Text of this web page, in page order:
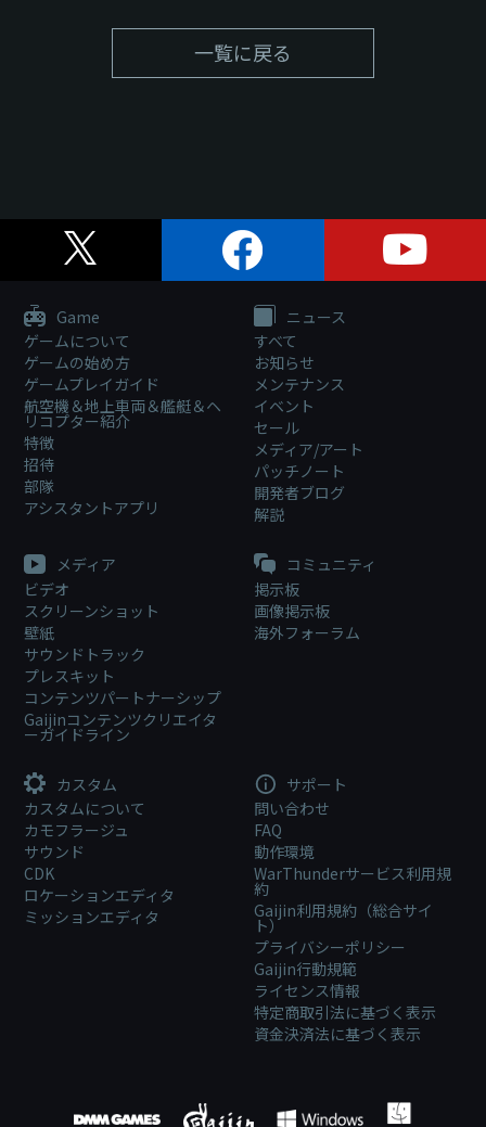
一覧に戻る
Game
ゲームについて
ゲームの始め方
ゲームプレイガイド
航空機＆地上車両＆艦艇＆ヘ
リコプター紹介
特徴
招待
部隊
アシスタントアプリ
ニュース
すべて
お知らせ
メンテナンス
イベント
セール
メディア/アート
パッチノート
開発者ブログ
解説
メディア
ビデオ
スクリーンショット
壁紙
サウンドトラック
プレスキット
コンテンツパートナーシップ
Gaijinコンテンツクリエイタ
ーガイドライン
コミュニティ
掲示板
画像掲示板
海外フォーラム
カスタム
カスタムについて
カモフラージュ
サウンド
CDK
ロケーションエディタ
ミッションエディタ
サポート
問い合わせ
FAQ
動作環境
WarThunderサービス利用規
約
Gaijin利用規約（総合サイ
ト）
プライバシーポリシー
Gaijin行動規範
ライセンス情報
特定商取引法に基づく表示
資金決済法に基づく表示